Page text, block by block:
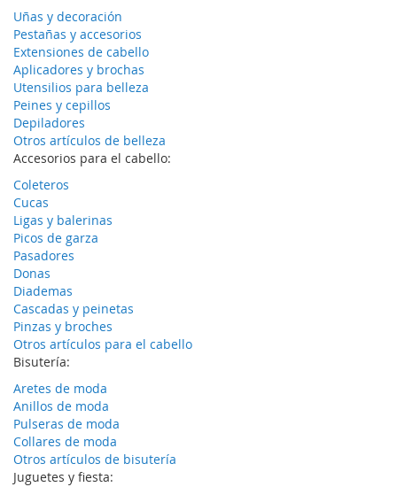
Uñas y decoración
Pestañas y accesorios
Extensiones de cabello
Aplicadores y brochas
Utensilios para belleza
Peines y cepillos
Depiladores
Otros artículos de belleza
Accesorios para el cabello:
Coleteros
Cucas
Ligas y balerinas
Picos de garza
Pasadores
Donas
Diademas
Cascadas y peinetas
Pinzas y broches
Otros artículos para el cabello
Bisutería:
Aretes de moda
Anillos de moda
Pulseras de moda
Collares de moda
Otros artículos de bisutería
Juguetes y fiesta: